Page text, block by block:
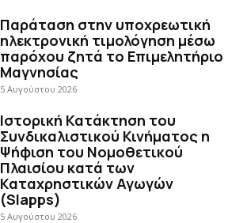
Παράταση στην υποχρεωτική
ηλεκτρονική τιμολόγηση μέσω
παρόχου ζητά το Επιμελητήριο
Μαγνησίας
5 Αυγούστου 2026
Ιστορική Κατάκτηση του
Συνδικαλιστικού Κινήματος η
Ψήφιση του Νομοθετικού
Πλαισίου κατά των
Καταχρηστικών Αγωγών
(Slapps)
5 Αυγούστου 2026